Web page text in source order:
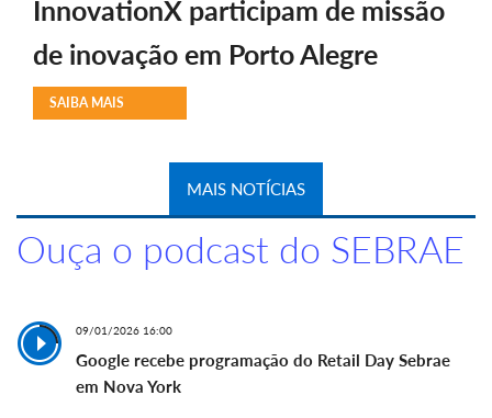
InnovationX participam de missão
de inovação em Porto Alegre
SAIBA MAIS
MAIS NOTÍCIAS
Ouça o podcast do SEBRAE
09/01/2026 16:00
Google recebe programação do Retail Day Sebrae
em Nova York